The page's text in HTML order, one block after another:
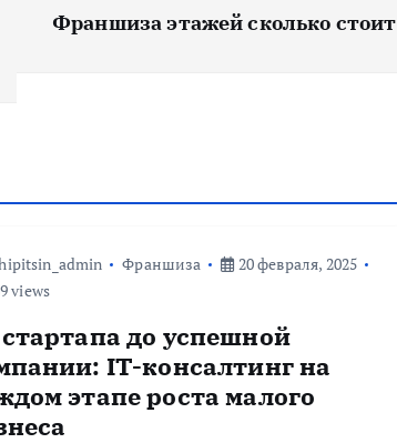
Франшиза этажей сколько стоит
Франшиза
20 февраля, 2025
views
до успешной
IT-консалтинг на
этапе роста малого